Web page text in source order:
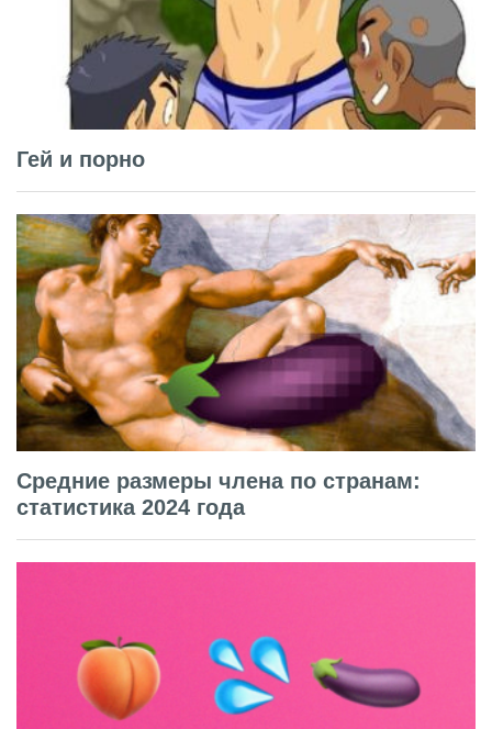
Гей и порно
Средние размеры члена по странам:
статистика 2024 года